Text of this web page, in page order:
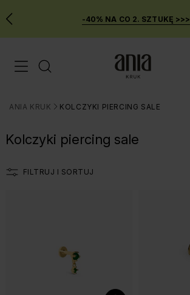
Przejdź
do
FILTRÓW
MENU
-40% NA CO 2. SZTUKĘ >>>
Menu mobilne
ANIA KRUK
>
KOLCZYKI PIERCING SALE
Kolczyki piercing sale
FILTRUJ I SORTUJ